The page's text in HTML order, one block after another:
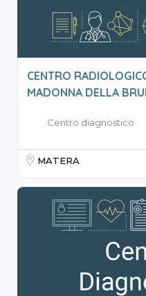
CENTRO
MADONNA DELLA
Centro diagnostico
MATERA